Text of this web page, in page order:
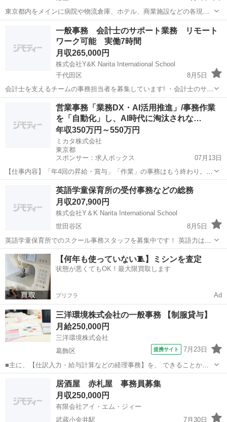
東京都内をメインに病院や物流倉庫、ホテル、商業施設などの各現場
において、施工管理の事務業務をお任せします。 【入社後は…】 最初
の1～2週間はオンライン研修で業界や管工事、電気工事などの知識を
学んでいただくところから...
一般事務 業務
一般事務 会計士のサポート業務 リモート
ワーク可能 実働7時間
月収265,000円
株式会社Y&K Narita International School
千代田区
8月5日
会計士を支えるチームの事務担当者を募集しています! ・会計士のサポ
ート業務 (簿記の専門知識を必要としない事務手続き等:スケジュール
管理、会議手配、出張手配、伝票・申請書処理、押印代行、請求管
理、レポート類作成、その他、...
千代田区 一般事務
営業事務「業務DX・AI活用推進」/事務作業
を「自動化」し、AI時代に淘汰されな…
年収350万円～550万円
ミカタ株式会社
東京都
スポンサー：求人ボックス
07月13日
【仕事内容】「年4回の昇給・賞与」「作業」の事務はもう終わり。
AI×仕組み化で実務の100%自動化に挑み、どこでも通用する「自立し
たプロ」へ。 仕事内容: ・「ただの事務」から「業務をハックするDX
人材」へ ミカタの営業事務は、単...
英語学童保育所の受付事務などの総務
月収207,900円
株式会社Y＆K Narita International School
世田谷区
8月5日
英語学童保育所でのスクール事務スタッフを募集中です！ 英語力は必
要ありません！ 事務受付来客対応など幅広い業務となります。 受付事
務 電話対応 保護者対応 教室長のサポートなど スクールにくる子
供たちのお出迎え バ...
東京 世田谷区 一般事務 業務
【何年も使っていない🧵】ミシンを査定
状態が悪くてもOK！最大限買取します
プリフラ Ad
三洋環境株式会社の一般事務 【制服貸与】
月給250,000円
三洋環境株式会社
葛飾区
提携サイト 7月23日
■主に、【仕訳入力・給与計算などの経理事務】を、 できることから
少しずつお任せしていきます。 まずは、書類整理やデータ入力など、
シンプルで覚えやすい業務からスタートするので安心です。、 事務未
経験の方でも無理なく慣れていけ...
一般事務
居酒屋 赤札屋 事務員募集
月収250,000円
有限会社アイ・エム・ジィー
武蔵小金井駅
7月30日